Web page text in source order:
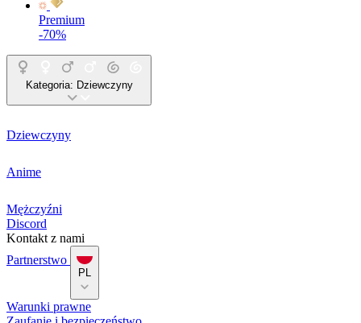
Premium
-70%
Kategoria: Dziewczyny
Dziewczyny
Anime
Mężczyźni
Discord
Kontakt z nami
Partnerstwo
PL
Warunki prawne